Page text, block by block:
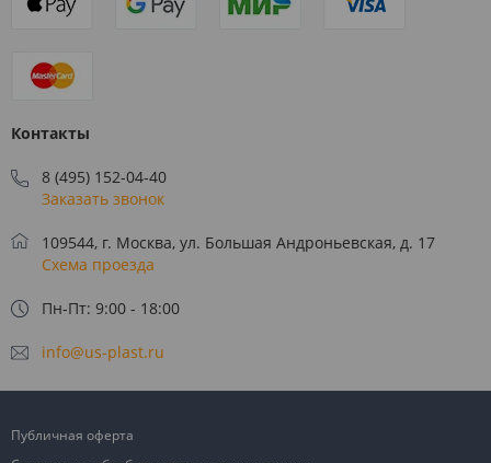
Контакты
8 (495) 152-04-40
Заказать звонок
109544, г. Москва, ул. Большая Андроньевская, д. 17
Схема проезда
Пн-Пт: 9:00 - 18:00
info@us-plast.ru
Публичная оферта